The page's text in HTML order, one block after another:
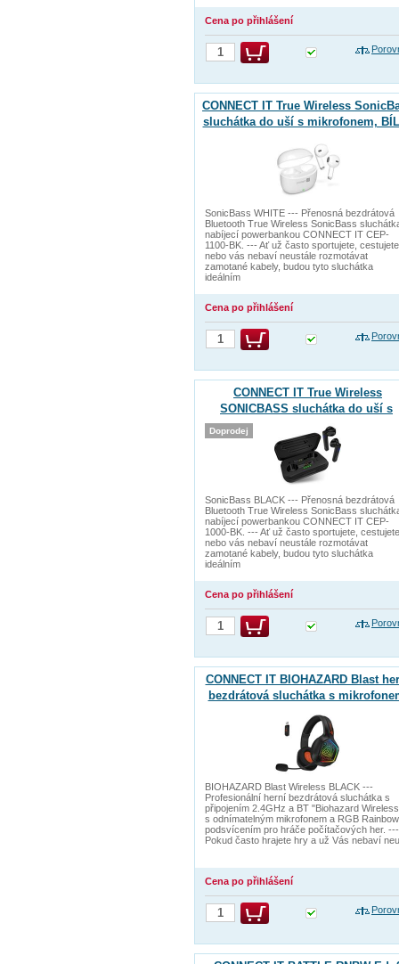
Cena po přihlášení
CONNECT IT True Wireless
sluchátka do uší s mikrofonem,
SonicBass WHITE --- Přenosná bezdrátová
Bluetooth True Wireless SonicBass
nabíjecí powerbankou CONNECT IT CEP-
1100-BK. --- Ať už často sportujete, cestujete
nebo vás nebaví neustále rozmotávat
zamotané kabely, budou tyto sluchátka
ideálním
Cena po přihlášení
CONNECT IT True Wireless
SONICBASS sluchátka do uší s
mikrofonem, ČERNÁ
SonicBass BLACK --- Přenosná bezdrátová
Bluetooth True Wireless SonicBass
nabíjecí powerbankou CONNECT IT CEP-
1000-BK. --- Ať už často sportujete, cestujete
nebo vás nebaví neustále rozmotávat
zamotané kabely, budou tyto sluchátka
ideálním
Cena po přihlášení
Doprodej
CONNECT IT BIOHAZARD Blast
bezdrátová sluchátka s
1xJack+USB ČERNÁ
BIOHAZARD Blast Wireless BLACK ---
Profesionální herní bezdrátová sluchátka s
připojením 2.4GHz a BT "Biohazard
s odnímatelným mikrofonem a RGB Rainbow
podsvícením pro hráče počítačových her. ---
Pokud často hrajete hry a už Vás nebaví
Cena po přihlášení